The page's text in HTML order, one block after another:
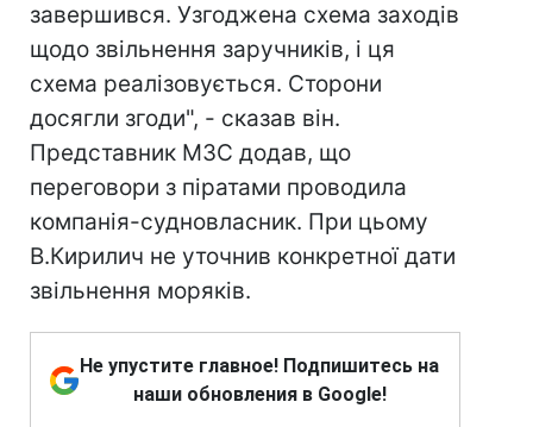
завершився. Узгоджена схема заходів
щодо звільнення заручників, і ця
схема реалізовується. Сторони
досягли згоди", - сказав він.
Представник МЗС додав, що
переговори з піратами проводила
компанія-судновласник. При цьому
В.Кирилич не уточнив конкретної дати
звільнення моряків.
Не упустите главное! Подпишитесь на
наши обновления в Google!